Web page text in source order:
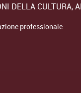
DELLA CULTURA,
professionale